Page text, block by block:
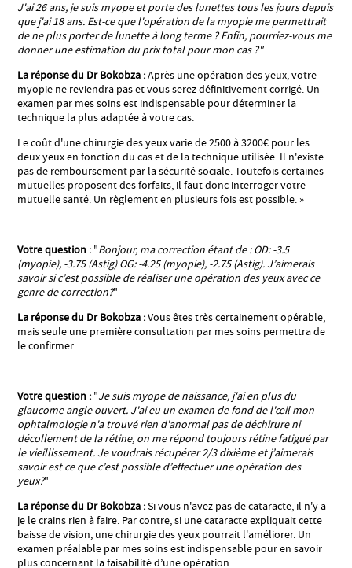
J'ai 26 ans, je suis myope et porte des lunettes tous les jours depuis
que j'ai 18 ans. Est-ce que l'opération de la myopie me permettrait
de ne plus porter de lunette à long terme ? Enfin, pourriez-vous me
donner une estimation du prix total pour mon cas ?"
La réponse du Dr Bokobza :Après une opération des yeux, votre
myopie ne reviendra pas et vous serez définitivement corrigé. Un
examen par mes soins est indispensable pour déterminer la
technique la plus adaptée à votre cas.
Le coût d'une chirurgie des yeux varie de 2500 à 3200€ pour les
deux yeux en fonction du cas et de la technique utilisée. Il n'existe
pas de remboursement par la sécurité sociale. Toutefois certaines
mutuelles proposent des forfaits, il faut donc interroger votre
mutuelle santé. Un règlement en plusieurs fois est possible. »
Votre question : "Bonjour, ma correction étant de : OD: -3.5
(myopie), -3.75 (Astig) OG: -4.25 (myopie), -2.75 (Astig). J’aimerais
savoir si c’est possible de réaliser une opération des yeux avec ce
genre de correction?"
La réponse du Dr Bokobza :Vous êtes très certainement opérable,
mais seule une première consultation par mes soins permettra de
le confirmer.
Votre question : "Je suis myope de naissance, j'ai en plus du
glaucome angle ouvert. J'ai eu un examen de fond de l'œil mon
ophtalmologie n'a trouvé rien d'anormal pas de déchirure ni
décollement de la rétine, on me répond toujours rétine fatigué par
le vieillissement. Je voudrais récupérer 2/3 dixième et j’aimerais
savoir est ce que c’est possible d’effectuer une opération des
yeux?"
La réponse du Dr Bokobza :Si vous n'avez pas de cataracte, il n'y a
je le crains rien à faire. Par contre, si une cataracte expliquait cette
baisse de vision, une chirurgie des yeux pourrait l'améliorer. Un
examen préalable par mes soins est indispensable pour en savoir
plus concernant la faisabilité d’une opération.